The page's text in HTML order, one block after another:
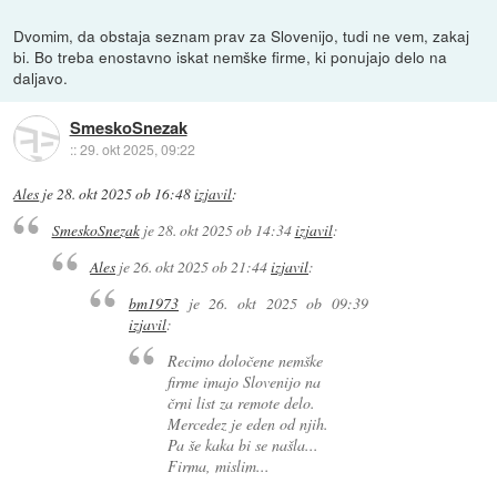
Dvomim, da obstaja seznam prav za Slovenijo, tudi ne vem, zakaj
bi. Bo treba enostavno iskat nemške firme, ki ponujajo delo na
daljavo.
SmeskoSnezak
::29. okt 2025, 09:22
Ales je28. okt 2025 ob 16:48izjavil:
SmeskoSnezakje28. okt 2025 ob 14:34izjavil:
Ales je26. okt 2025 ob 21:44izjavil:
bm1973je 26. okt 2025 ob 09:39
izjavil:
Recimo določene nemške
firme imajo Slovenijo na
črni list za remote delo.
Mercedez je eden od njih.
Pa še kaka bi se našla...
Firma, mislim...